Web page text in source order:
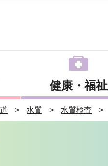
健康・福祉
水質 水質検査